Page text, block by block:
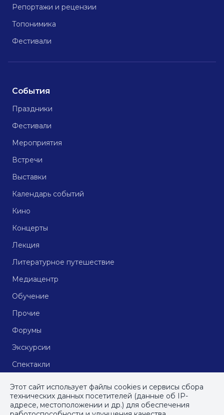
Репортажи и рецензии
Топонимика
Фестивали
События
Праздники
Фестивали
Мероприятия
Встречи
Выставки
Календарь событий
Кино
Концерты
Лекция
Литературное путешествие
Медиацентр
Обучение
Прочие
Форумы
Экскурсии
Спектакли
Этот сайт использует файлы cookies и сервисы сбора
технических данных посетителей (данные об IP-
адресе, местоположении и др.) для обеспечения